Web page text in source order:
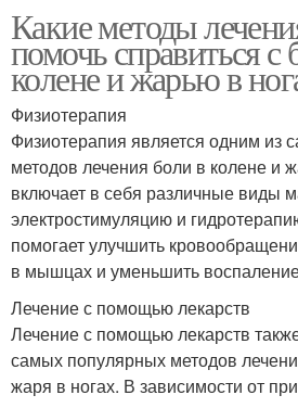
Какие методы
помочь справиться с
колене и жарью в
Физиотерапия
Физиотерапия является одним из
методов лечения боли в колене и
включает в себя различные виды
электростимуляцию и
помогает улучшить
в мышцах и уменьшить
Лечение с помощью лекарств
Лечение с помощью лекарств
самых популярных методов
жаря в ногах. В зависимости от